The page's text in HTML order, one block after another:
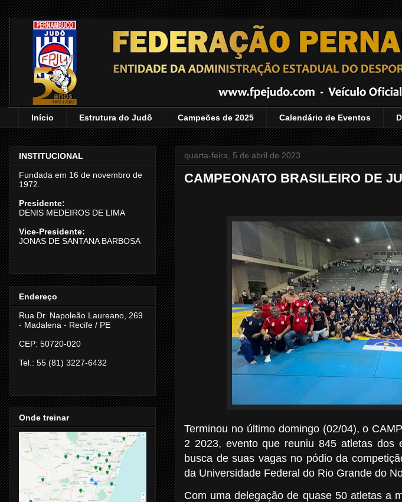
Início Estrutura do Judô Campeões de 2025 Calendário de Eventos
quarta-feira, 5 de abril de 2023
CAMPEONATO BRASILEIRO DE
Terminou no último domingo (02/04), o
2 2023, evento que reuniu 845 atletas
busca de suas vagas no pódio da
da Universidade Federal do Rio Grande do
Com uma delegação de quase 50 atletas a
INSTITUCIONAL
Fundada em 16 de novembro de
1972.
Presidente:
DENIS MEDEIROS DE LIMA
Vice-Presidente:
JONAS DE SANTANA BARBOSA
Endereço
Rua Dr. Napoleão Laureano, 269
- Madalena - Recife / PE
CEP: 50720-020
Tel.: 55 (81) 3227-6432
Onde treinar